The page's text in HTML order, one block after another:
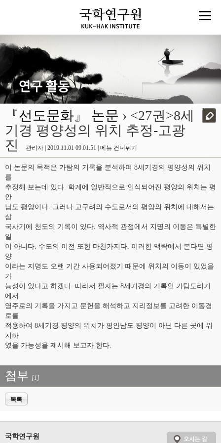
『선도문화』 논문 › <27권>8세
기경 평양성의 위치 추정-고광
진
관리자 | 2019.11.01 09:01:51 | 메뉴 건너뛰기
이 논문의 목적은 가탐의 기록을 분석하여 8세기경의 평양성의 위치
를
추정해 보는데 있다. 학계에 일반적으로 인식되어진 평양의 위치는 평
안
남도 평양이다. 그러나 고구려의 수도로서의 평양의 위치에 대해서는
삼
국사기에 천도의 기록이 있다. 역사적 관점에서 지명의 이동은 특별한
일
이 아니다. 수도의 이전 또한 마찬가지다. 이러한 맥락에서 본다면 평
양
이라는 지명도 오랜 기간 사용되어졌기 때문에 위치의 이동이 있었을
가
능성이 있다고 하겠다. 따라서 필자는 8세기경의 기록인 가탐도리기
에서
영주로의 기록을 가지고 문헌을 해석하고 지리정보를 고려한 이동경
로를
적용하여 8세기경 평양의 위치가 평안남도 평양이 아닌 다른 곳에 위
치하
였을 가능성을 제시해 보고자 한다.
첨부 [1]
목록
국학연구원